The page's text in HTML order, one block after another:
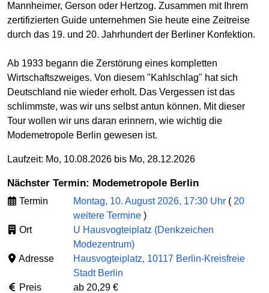
Mannheimer, Gerson oder Hertzog. Zusammen mit Ihrem
zertifizierten Guide unternehmen Sie heute eine Zeitreise
durch das 19. und 20. Jahrhundert der Berliner Konfektion.
Ab 1933 begann die Zerstörung eines kompletten
Wirtschaftszweiges. Von diesem "Kahlschlag" hat sich
Deutschland nie wieder erholt. Das Vergessen ist das
schlimmste, was wir uns selbst antun können. Mit dieser
Tour wollen wir uns daran erinnern, wie wichtig die
Modemetropole Berlin gewesen ist.
Laufzeit: Mo, 10.08.2026 bis Mo, 28.12.2026
Nächster Termin: Modemetropole Berlin
Termin Montag, 10. August 2026, 17:30 Uhr ( 20
weitere Termine )
Ort
U Hausvogteiplatz (Denkzeichen
Modezentrum)
Adresse
Hausvogteiplatz, 10117 Berlin-Kreisfreie
Stadt Berlin
Preis
ab 20,29 €